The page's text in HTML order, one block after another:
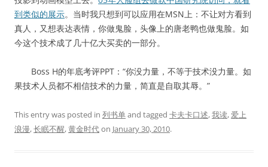
到类似的展示。当时我只想到可以应用在MSN上：不让对方看到
真人，又想表达表情，你做鬼脸，头像上的唐老鸭也做鬼脸。如
今这个技术成了几十亿大买卖的一部分。
Boss H的年底考评PPT：“你没力量，不等于技术没力量。如
果技术人员都不相信技术的力量，简直是自取其辱。”
This entry was posted in 列书单and tagged 卡夫卡口述,我读,爱上
浪漫,长眠不醒,黄金时代on January 30, 2010.